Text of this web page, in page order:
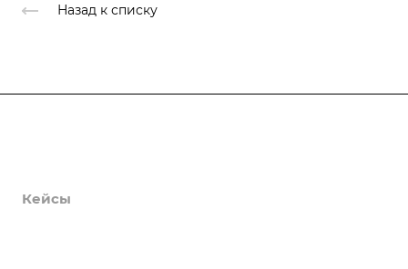
Назад к списку
Кейсы